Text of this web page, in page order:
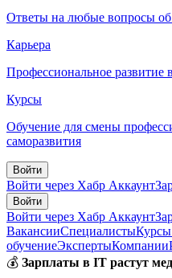
Ответы на любые вопросы
Карьера
Профессиональное развитие
Курсы
Обучение для смены
саморазвития
Войти
Войти через Хабр Аккаунт
Войти
Войти через Хабр Аккаунт
ВакансииСпециалисты
обучениеЭкспертыКомпании
💰 Зарплаты в IT растут